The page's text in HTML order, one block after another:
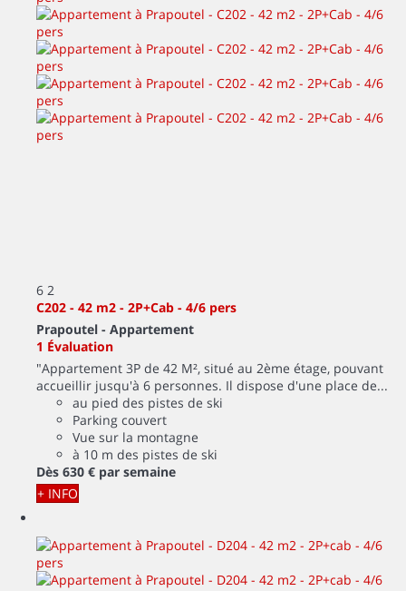
6 2
C202 - 42 m2 - 2P+Cab - 4/6 pers
Prapoutel - Appartement
1 Évaluation
"Appartement 3P de 42 M², situé au 2ème étage, pouvant
accueillir jusqu'à 6 personnes. Il dispose d'une place de...
au pied des pistes de ski
Parking couvert
Vue sur la montagne
à 10 m des pistes de ski
Dès 630 € par semaine
+ INFO